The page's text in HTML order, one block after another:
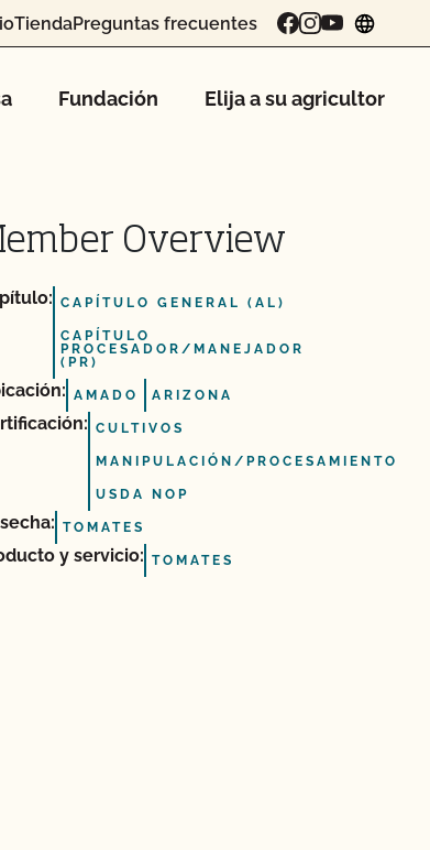
TiendaPreguntas frecuentes
Fundación Elija a su agricultor
Overview
CAPÍTULO GENERAL (AL)
CAPÍTULO
PROCESADOR/MANEJADOR
(PR)
AMADO ARIZONA
CULTIVOS
MANIPULACIÓN/PROCESAMIENTO
USDA NOP
TOMATES
y servicio: TOMATES